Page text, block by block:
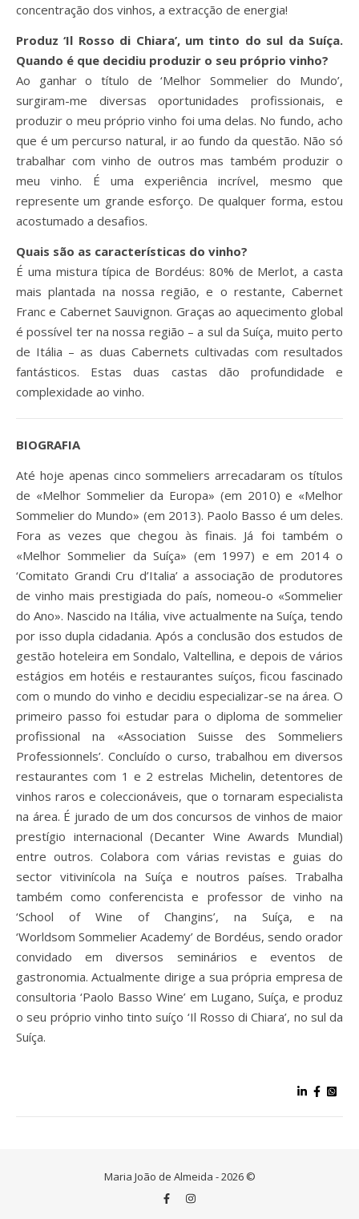
concentração dos vinhos, a extracção de energia!
Produz ‘Il Rosso di Chiara’, um tinto do sul da Suíça.
Quando é que decidiu produzir o seu próprio vinho?
Ao ganhar o título de ‘Melhor Sommelier do Mundo’,
surgiram-me diversas oportunidades profissionais, e
produzir o meu próprio vinho foi uma delas. No fundo, acho
que é um percurso natural, ir ao fundo da questão. Não só
trabalhar com vinho de outros mas também produzir o
meu vinho. É uma experiência incrível, mesmo que
represente um grande esforço. De qualquer forma, estou
acostumado a desafios.
Quais são as características do vinho?
É uma mistura típica de Bordéus: 80% de Merlot, a casta
mais plantada na nossa região, e o restante, Cabernet
Franc e Cabernet Sauvignon. Graças ao aquecimento global
é possível ter na nossa região – a sul da Suíça, muito perto
de Itália – as duas Cabernets cultivadas com resultados
fantásticos. Estas duas castas dão profundidade e
complexidade ao vinho.
BIOGRAFIA
Até hoje apenas cinco sommeliers arrecadaram os títulos
de «Melhor Sommelier da Europa» (em 2010) e «Melhor
Sommelier do Mundo» (em 2013). Paolo Basso é um deles.
Fora as vezes que chegou às finais. Já foi também o
«Melhor Sommelier da Suíça» (em 1997) e em 2014 o
‘Comitato Grandi Cru d’Italia’ a associação de produtores
de vinho mais prestigiada do país, nomeou-o «Sommelier
do Ano». Nascido na Itália, vive actualmente na Suíça, tendo
por isso dupla cidadania. Após a conclusão dos estudos de
gestão hoteleira em Sondalo, Valtellina, e depois de vários
estágios em hotéis e restaurantes suíços, ficou fascinado
com o mundo do vinho e decidiu especializar-se na área. O
primeiro passo foi estudar para o diploma de sommelier
profissional na «Association Suisse des Sommeliers
Professionnels’. Concluído o curso, trabalhou em diversos
restaurantes com 1 e 2 estrelas Michelin, detentores de
vinhos raros e coleccionáveis, que o tornaram especialista
na área. É jurado de um dos concursos de vinhos de maior
prestígio internacional (Decanter Wine Awards Mundial)
entre outros. Colabora com várias revistas e guias do
sector vitivinícola na Suíça e noutros países. Trabalha
também como conferencista e professor de vinho na
‘School of Wine of Changins’, na Suíça, e na
‘Worldsom Sommelier Academy’ de Bordéus, sendo orador
convidado em diversos seminários e eventos de
gastronomia. Actualmente dirige a sua própria empresa de
consultoria ‘Paolo Basso Wine’ em Lugano, Suíça, e produz
o seu próprio vinho tinto suíço ‘Il Rosso di Chiara’, no sul da
Suíça.
Maria João de Almeida - 2026 ©